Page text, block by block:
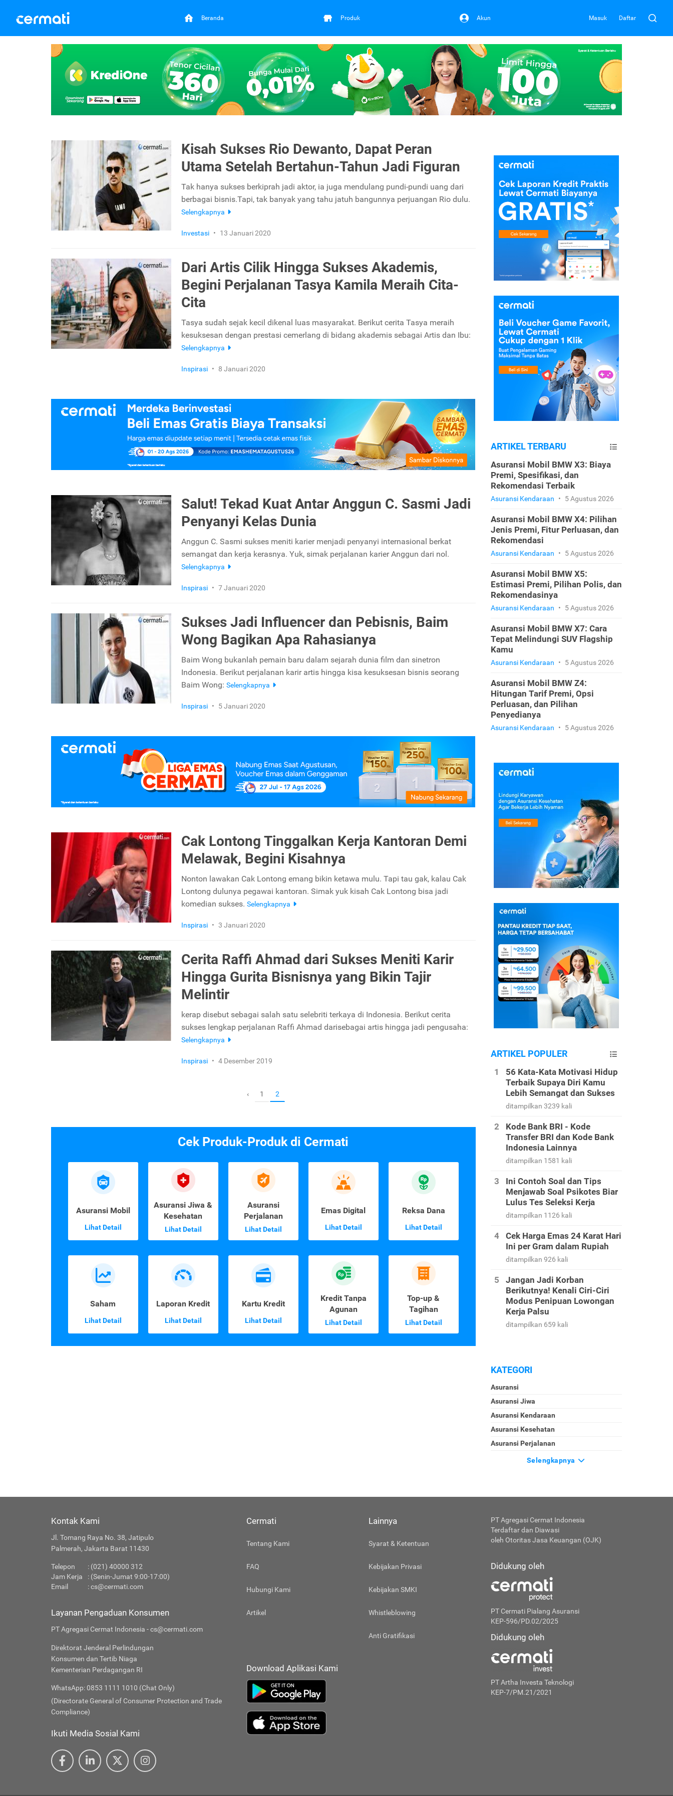
Beranda Produk Akun Masuk Daftar
Kisah Sukses Rio Dewanto, Dapat Peran
Utama Setelah Bertahun-Tahun Jadi Figuran
Tak hanya sukses berkiprah jadi aktor, ia juga mendulang pundi-pundi uang dari
berbagai bisnis.Tapi, tak banyak yang tahu jatuh bangunnya perjuangan Rio dulu.
Selengkapnya
Investasi • 13 Januari 2020
Dari Artis Cilik Hingga Sukses Akademis,
Begini Perjalanan Tasya Kamila Meraih Cita-
Cita
Tasya sudah sejak kecil dikenal luas masyarakat. Berikut cerita Tasya meraih
kesuksesan dengan prestasi cemerlang di bidang akademis sebagai Artis dan Ibu:
Selengkapnya
Inspirasi • 8 Januari 2020
Salut! Tekad Kuat Antar Anggun C. Sasmi Jadi
Penyanyi Kelas Dunia
Anggun C. Sasmi sukses meniti karier menjadi penyanyi internasional berkat
semangat dan kerja kerasnya. Yuk, simak perjalanan karier Anggun dari nol.
Selengkapnya
Inspirasi • 7 Januari 2020
Sukses Jadi Influencer dan Pebisnis, Baim
Wong Bagikan Apa Rahasianya
Baim Wong bukanlah pemain baru dalam sejarah dunia film dan sinetron
Indonesia. Berikut perjalanan karir artis hingga kisa kesuksesan bisnis seorang
Baim Wong: Selengkapnya
Inspirasi • 5 Januari 2020
Cak Lontong Tinggalkan Kerja Kantoran Demi
Melawak, Begini Kisahnya
Nonton lawakan Cak Lontong emang bikin ketawa mulu. Tapi tau gak, kalau Cak
Lontong dulunya pegawai kantoran. Simak yuk kisah Cak Lontong bisa jadi
komedian sukses. Selengkapnya
Inspirasi • 3 Januari 2020
Cerita Raffi Ahmad dari Sukses Meniti Karir
Hingga Gurita Bisnisnya yang Bikin Tajir
Melintir
kerap disebut sebagai salah satu selebriti terkaya di Indonesia. Berikut cerita
sukses lengkap perjalanan Raffi Ahmad darisebagai artis hingga jadi pengusaha:
Selengkapnya
Inspirasi • 4 Desember 2019
‹ 1 2
Cek Produk-Produk di Cermati
Asuransi Mobil
Lihat Detail
Asuransi Jiwa &
Kesehatan
Lihat Detail
Asuransi
Perjalanan
Lihat Detail
Emas Digital
Lihat Detail
Reksa Dana
Lihat Detail
Saham
Lihat Detail
Laporan Kredit
Lihat Detail
Kartu Kredit
Lihat Detail
Kredit Tanpa
Agunan
Lihat Detail
Top-up &
Tagihan
Lihat Detail
ARTIKEL TERBARU
Asuransi Mobil BMW X3: Biaya
Premi, Spesifikasi, dan
Rekomendasi Terbaik
Asuransi Kendaraan • 5 Agustus 2026
Asuransi Mobil BMW X4: Pilihan
Jenis Premi, Fitur Perluasan, dan
Rekomendasi
Asuransi Kendaraan • 5 Agustus 2026
Asuransi Mobil BMW X5:
Estimasi Premi, Pilihan Polis, dan
Rekomendasinya
Asuransi Kendaraan • 5 Agustus 2026
Asuransi Mobil BMW X7: Cara
Tepat Melindungi SUV Flagship
Kamu
Asuransi Kendaraan • 5 Agustus 2026
Asuransi Mobil BMW Z4:
Hitungan Tarif Premi, Opsi
Perluasan, dan Pilihan
Penyedianya
Asuransi Kendaraan • 5 Agustus 2026
ARTIKEL POPULER
56 Kata-Kata Motivasi Hidup
Terbaik Supaya Diri Kamu
Lebih Semangat dan Sukses
ditampilkan 3239 kali
Kode Bank BRI - Kode
Transfer BRI dan Kode Bank
Indonesia Lainnya
ditampilkan 1581 kali
Ini Contoh Soal dan Tips
Menjawab Soal Psikotes Biar
Lulus Tes Seleksi Kerja
ditampilkan 1126 kali
Cek Harga Emas 24 Karat Hari
Ini per Gram dalam Rupiah
ditampilkan 926 kali
Jangan Jadi Korban
Berikutnya! Kenali Ciri-Ciri
Modus Penipuan Lowongan
Kerja Palsu
ditampilkan 659 kali
KATEGORI
Asuransi
Asuransi Jiwa
Asuransi Kendaraan
Asuransi Kesehatan
Asuransi Perjalanan
Selengkapnya
Kontak Kami
Jl. Tomang Raya No. 38, Jatipulo
Palmerah, Jakarta Barat 11430
Telepon
: (021) 40000 312
Jam Kerja
: (Senin-Jumat 9:00-17:00)
Email
:cs@cermati.com
Layanan Pengaduan Konsumen
PT Agregasi Cermat Indonesia - cs@cermati.com
Direktorat Jenderal Perlindungan
Konsumen dan Tertib Niaga
Kementerian Perdagangan RI
WhatsApp: 0853 1111 1010 (Chat Only)
(Directorate General of Consumer Protection and Trade
Compliance)
Ikuti Media Sosial Kami
Cermati
Tentang Kami
FAQ
Hubungi Kami
Artikel
Lainnya
Syarat & Ketentuan
Kebijakan Privasi
Kebijakan SMKI
Whistleblowing
Anti Gratifikasi
Download Aplikasi Kami
PT Agregasi Cermat Indonesia
Terdaftar dan Diawasi
oleh Otoritas Jasa Keuangan (OJK)
Didukung oleh
PT Cermati Pialang Asuransi
KEP-596/PD.02/2025
Didukung oleh
PT Artha Investa Teknologi
KEP-7/PM.21/2021